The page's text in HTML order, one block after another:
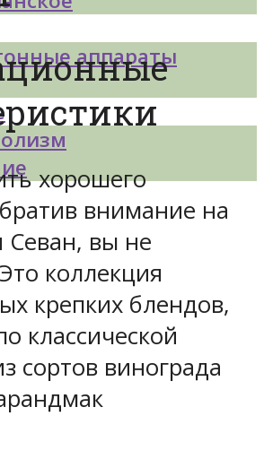
аппараты
хорошего
внимание на
Севан, вы не
коллекция
крепких блендов,
классической
сортов винограда